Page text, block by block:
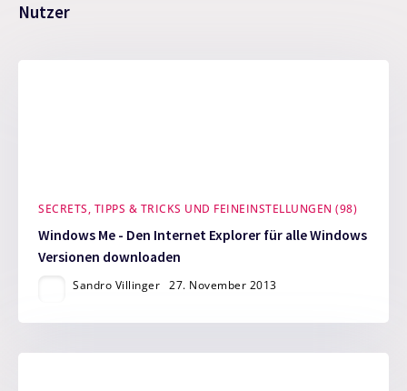
Nutzer
SECRETS, TIPPS & TRICKS UND FEINEINSTELLUNGEN (98)
Windows Me - Den Internet Explorer für alle Windows
Versionen downloaden
Sandro Villinger 27. November 2013